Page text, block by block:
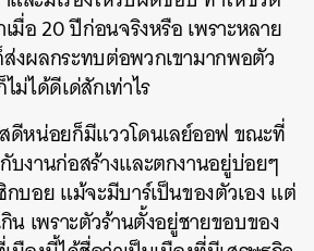
มื่อ 20 ปีก่อนจริงหรือ เพราะหลาย
งผลกระทบต่อพวกเขามากพอตัว
ม่ได้ดีเด่สักเท่าไร
ดีหน่อยก็มีแววโดนเลย์ออฟ ขณะที่
งานก่อสร้างและตกงานอยู่บ่อยๆ
บอย แม้จะมีบาร์เป็นของตัวเอง แต่
น เพราะตัวร้านตั้งอยู่ชายขอบของ